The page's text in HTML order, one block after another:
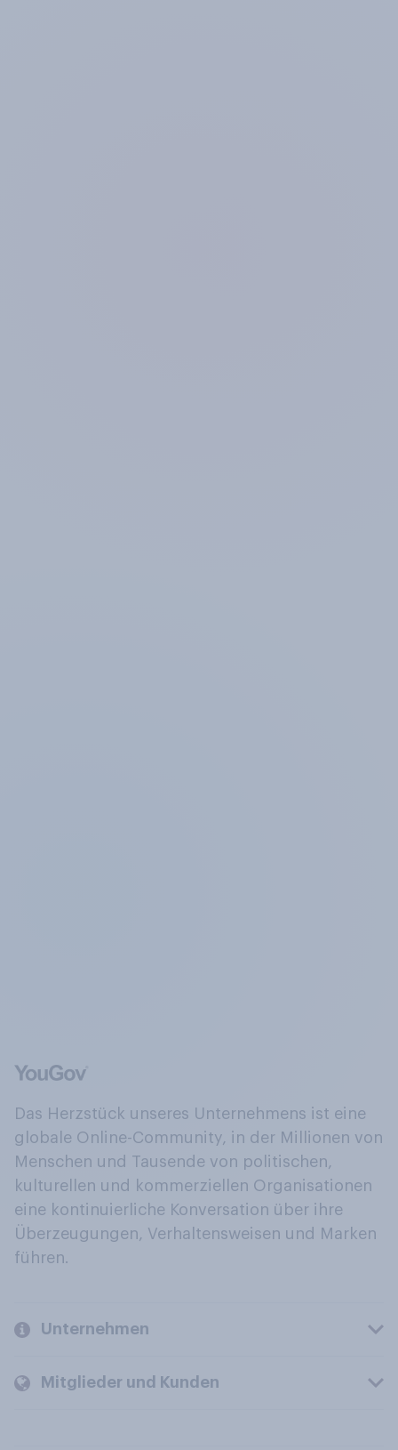
Das Herzstück unseres Unternehmens ist eine
globale Online-Community, in der Millionen von
Menschen und Tausende von politischen,
kulturellen und kommerziellen Organisationen
eine kontinuierliche Konversation über ihre
Überzeugungen, Verhaltensweisen und Marken
führen.
Unternehmen
Mitglieder und Kunden